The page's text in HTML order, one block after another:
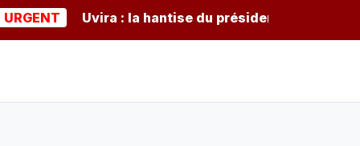
Uvira : la hantise du président burundais